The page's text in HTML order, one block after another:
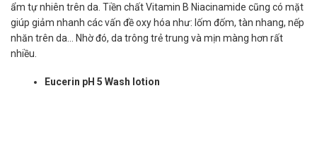
ẩm tự nhiên trên da. Tiền chất Vitamin B Niacinamide cũng có mặt
giúp giảm nhanh các vấn đề oxy hóa như: lốm đốm, tàn nhang, nếp
nhăn trên da… Nhờ đó, da trông trẻ trung và mịn màng hơn rất
nhiều.
Eucerin pH 5 Wash lotion